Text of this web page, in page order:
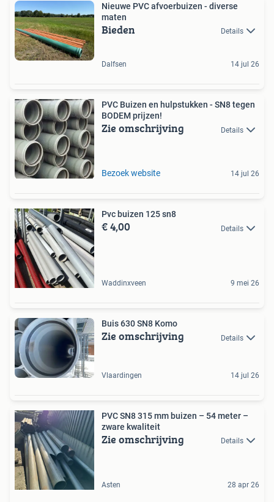
Nieuwe PVC afvoerbuizen - diverse
maten
Bieden Details
Dalfsen 14 jul 26
PVC Buizen en hulpstukken - SN8 tegen
BODEM prijzen!
Zie omschrijving Details
Bezoek website 14 jul 26
Pvc buizen 125 sn8
€ 4,00 Details
Waddinxveen 9 mei 26
Buis 630 SN8 Komo
Zie omschrijving Details
Vlaardingen 14 jul 26
PVC SN8 315 mm buizen – 54 meter –
zware kwaliteit
Zie omschrijving Details
Asten 28 apr 26